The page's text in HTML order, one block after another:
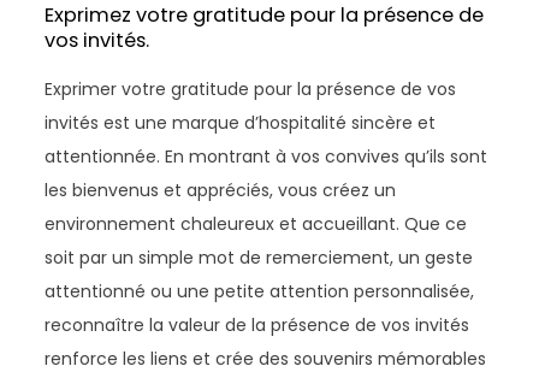
Exprimez votre gratitude pour la présence de
vos invités.
Exprimer votre gratitude pour la présence de vos
invités est une marque d’hospitalité sincère et
attentionnée. En montrant à vos convives qu’ils sont
les bienvenus et appréciés, vous créez un
environnement chaleureux et accueillant. Que ce
soit par un simple mot de remerciement, un geste
attentionné ou une petite attention personnalisée,
reconnaître la valeur de la présence de vos invités
renforce les liens et crée des souvenirs mémorables